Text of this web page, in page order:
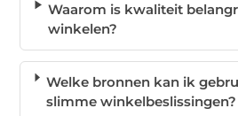
Waarom is kwaliteit
winkelen?
Welke bronnen kan ik
slimme winkelbeslissingen?